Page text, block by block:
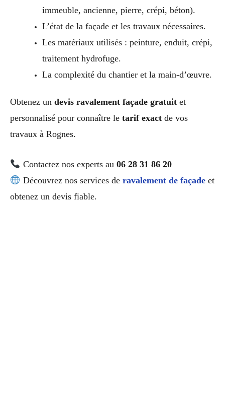
immeuble, ancienne, pierre, crépi, béton).
L’état de la façade et les travaux nécessaires.
Les matériaux utilisés : peinture, enduit, crépi,
traitement hydrofuge.
La complexité du chantier et la main-d’œuvre.
Obtenez un devis ravalement façade gratuit et
personnalisé pour connaître le tarif exact de vos
travaux à Rognes.
Contactez nos experts au 06 28 31 86 20
Découvrez nos services de ravalement de façadeet
obtenez un devis fiable.